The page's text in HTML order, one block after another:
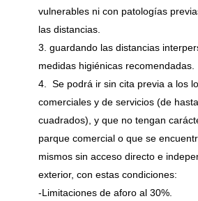
vulnerables ni con patologías
las distancias.
guardando las distancias
medidas higiénicas recomendadas.
Se podrá ir sin cita previa a los
comerciales y de servicios (de
cuadrados), y que no tengan
parque comercial o que se
mismos sin acceso directo e
exterior, con estas condiciones:
-Limitaciones de aforo al 30%.